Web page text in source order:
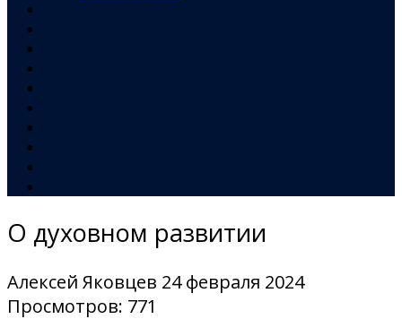
О духовном развитии
Алексей Яковцев 24 февраля 2024
Просмотров: 771